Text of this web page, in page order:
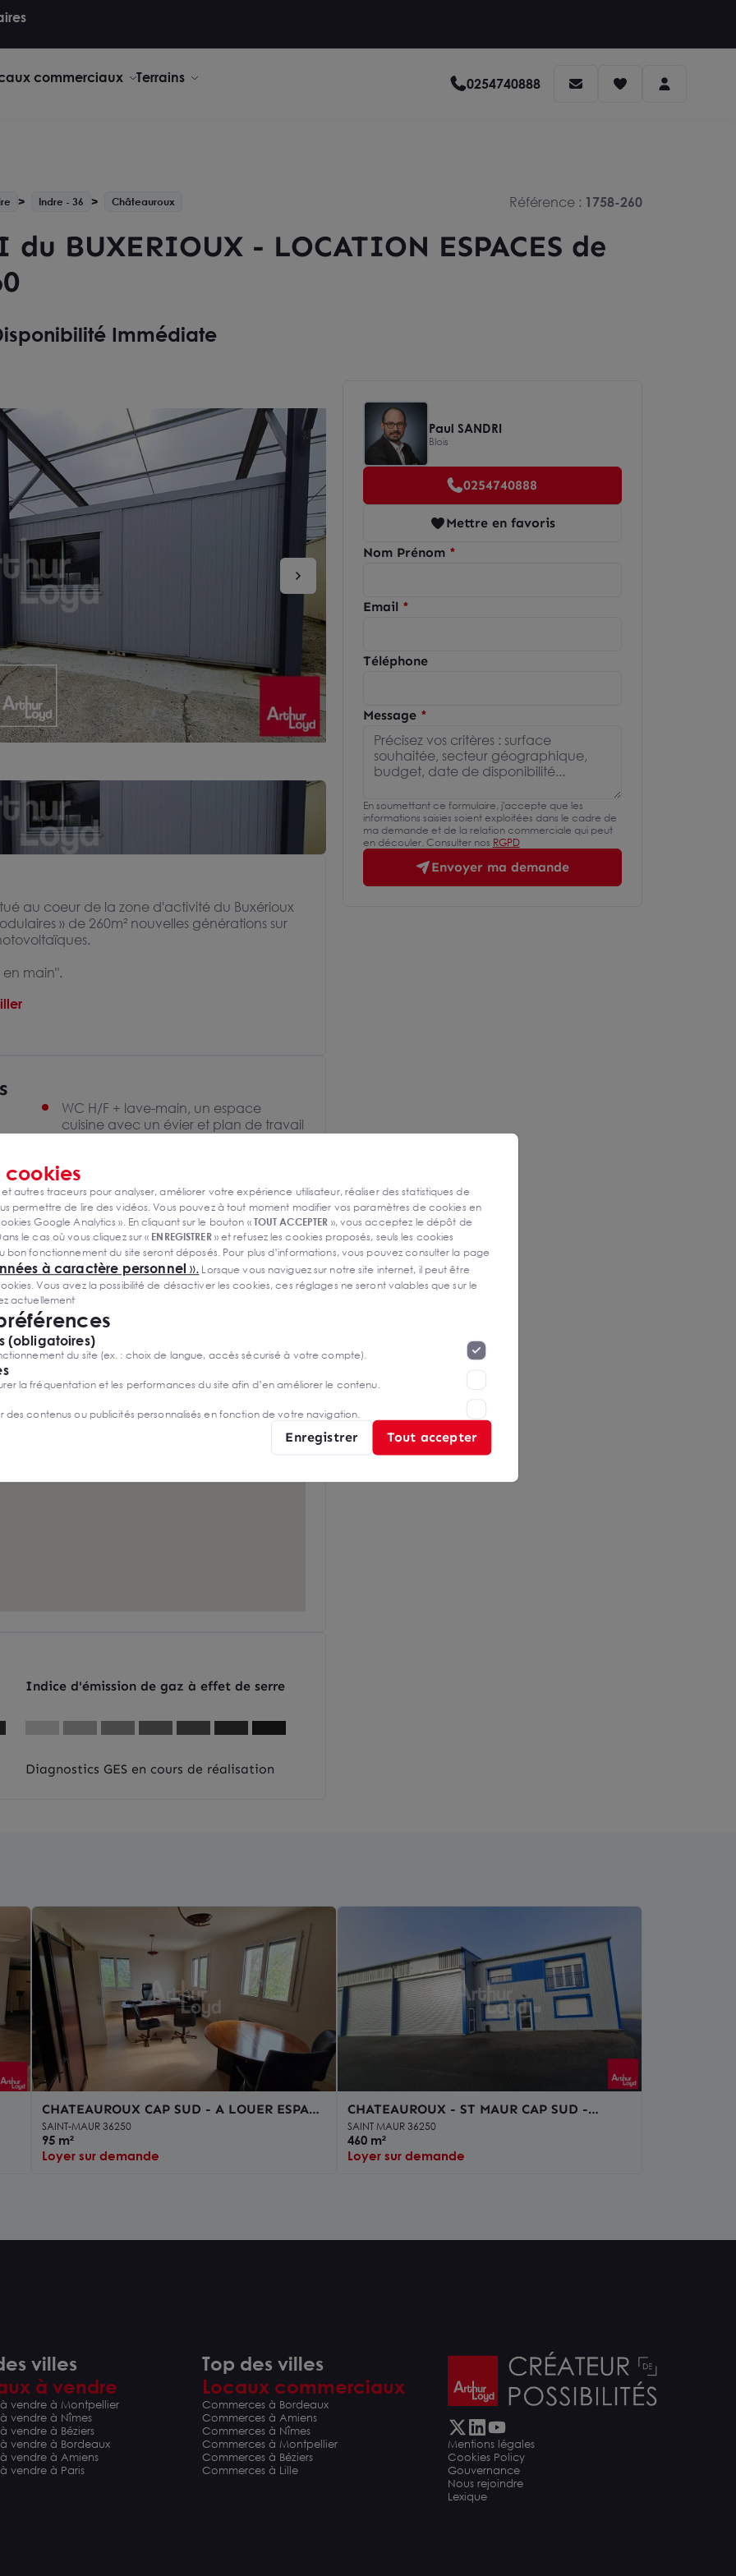
commerciaux Terrains 0254740888
Indre - 36 Châteauroux Référence : 1758-260
du BUXERIOUX - LOCATION ESPACES de
Immédiate
au coeur de la zone d'activité du Buxérioux
» de 260m² nouvelles générations sur
main".
WC H/F + lave-main, un espace
cuisine avec un évier et plan de travail
Norme de construction RE2020
Parking libre et dégagement
extérieure
Indice d'émission de gaz à effet de serre
Diagnostics GES en cours de réalisation
Paul SANDRI
Blois
0254740888
Mettre en favoris
Nom Prénom
Email
Téléphone
Message
En soumettant ce formulaire, j'accepte que les
informations saisies soient exploitées dans le cadre de
ma demande et de la relation commerciale qui peut
en découler. Consulter nos RGPD
Envoyer ma demande
CHATEAUROUX CAP SUD - A LOUER ESPACE
DE BUREAUX - 95 m²
SAINT-MAUR 36250
95 m²
Loyer sur demande
CHATEAUROUX - ST MAUR CAP SUD -
ESPACE DE BUREAUX / ACTIVITE de 460 m²
SAINT MAUR 36250
460 m²
Loyer sur demande
villes
à vendre
à vendre à Montpellier
vendre à Nîmes
vendre à Béziers
vendre à Bordeaux
vendre à Amiens
vendre à Paris
Top des villes
Locaux commerciaux
Commerces à Bordeaux
Commerces à Amiens
Commerces à Nîmes
Commerces à Montpellier
Commerces à Béziers
Commerces à Lille
Mentions légales
Cookies Policy
Gouvernance
Nous rejoindre
Lexique
cookies
et autres traceurs pour analyser, améliorer votre expérience utilisateur, réaliser des statistiques de
permettre de lire des vidéos. Vous pouvez à tout moment modifier vos paramètres de cookies en
Google Analytics ». En cliquant sur le bouton «TOUT ACCEPTER », vous acceptez le dépôt de
le cas où vous cliquez sur « ENREGISTRER» et refusez les cookies proposés, seuls les cookies
bon fonctionnement du site seront déposés. Pour plus d’informations, vous pouvez consulter la page
à caractère personnel ». Lorsque vous naviguez sur notre site internet, il peut être
Vous avez la possibilité de désactiver les cookies, ces réglages ne seront valables que sur le
actuellement
(obligatoires)
du site (ex. : choix de langue, accès sécurisé à votre compte).
la fréquentation et les performances du site afin d’en améliorer le contenu.
des contenus ou publicités personnalisés en fonction de votre navigation.
Enregistrer Tout accepter